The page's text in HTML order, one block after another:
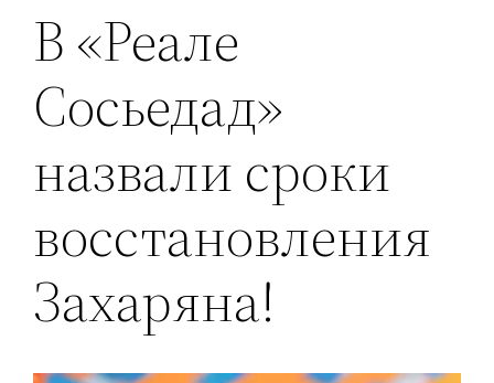
В «Реале
Сосьедад»
назвали сроки
восстановления
Захаряна!